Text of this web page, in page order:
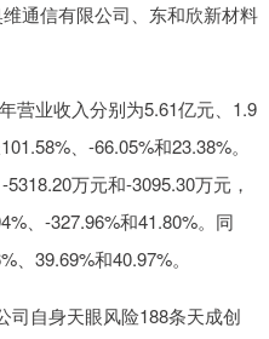
通信有限公司、东和欣新材料
营业收入分别为5.61亿元、1.9
、-66.05%和23.38%。
万元和-3095.30万元，
、-327.96%和41.80%。同
39.69%和40.97%。
司自身天眼风险188条天成创